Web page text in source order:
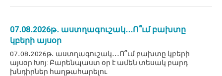
07․08․2026թ․ աստղագուշակ․․․Ո՞ւմ բախտը
կբերի այսօր
07․08․2026թ․ աստղագուշակ․․․Ո՞ւմ բախտը կբերի
այսօր Խոյ: Բարենպաստ օր է ամեն տեսակ բարդ
խնդիրներ հաղթահարելու